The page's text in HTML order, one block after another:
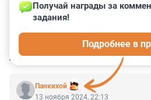
КОММЕНТАРИИ 2
Панкихой
Получай награды за
задания!
Подробнее в
13 ноября 2024, 22:13